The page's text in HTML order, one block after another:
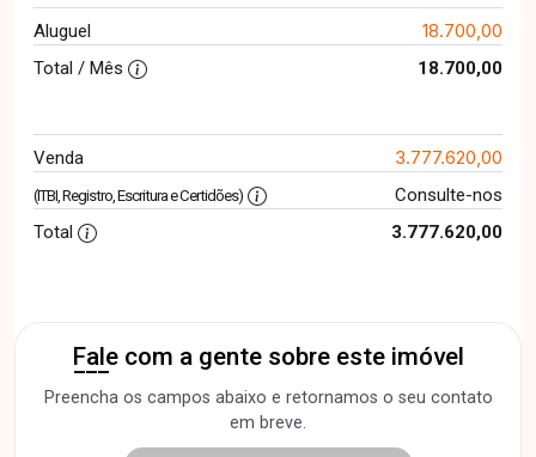
Aluguel 18.700,00
Total / Mês 18.700,00
Venda 3.777.620,00
(ITBI, Registro, Escritura e Certidões)
Consulte-nos
Total
3.777.620,00
Fale com a gente sobre este imóvel
Preencha os campos abaixo e retornamos o seu contato
em breve.